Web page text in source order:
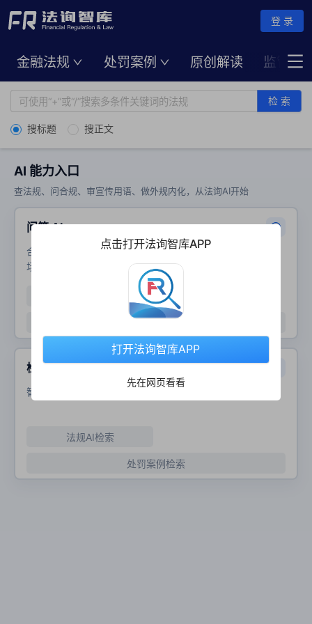
登 录
金融法规 处罚案例 原创解读 监管动
检 索
搜标题 搜正文
AI 能力入口
查法规、问合规、审宣传用语、做外规内化，从法询AI开始
问答 AI
合规咨询、复杂问题推理、业务讨论、法律咨询等复杂业务
场景提问
普通问答
检索 AI
智能搜索、AI检索特定领域相关法条、法规等
法规AI检索
处罚案例检索
点击打开法询智库APP
打开法询智库APP
先在网页看看